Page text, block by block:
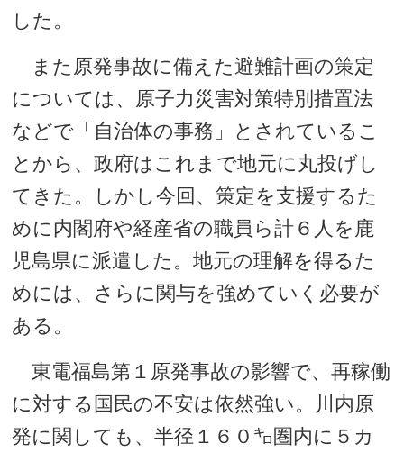
した。
また原発事故に備えた避難計画の策定
については、原子力災害対策特別措置法
などで「自治体の事務」とされているこ
とから、政府はこれまで地元に丸投げし
てきた。しかし今回、策定を支援するた
めに内閣府や経産省の職員ら計６人を鹿
児島県に派遣した。地元の理解を得るた
めには、さらに関与を強めていく必要が
ある。
東電福島第１原発事故の影響で、再稼働
に対する国民の不安は依然強い。川内原
発に関しても、半径１６０㌔圏内に５カ